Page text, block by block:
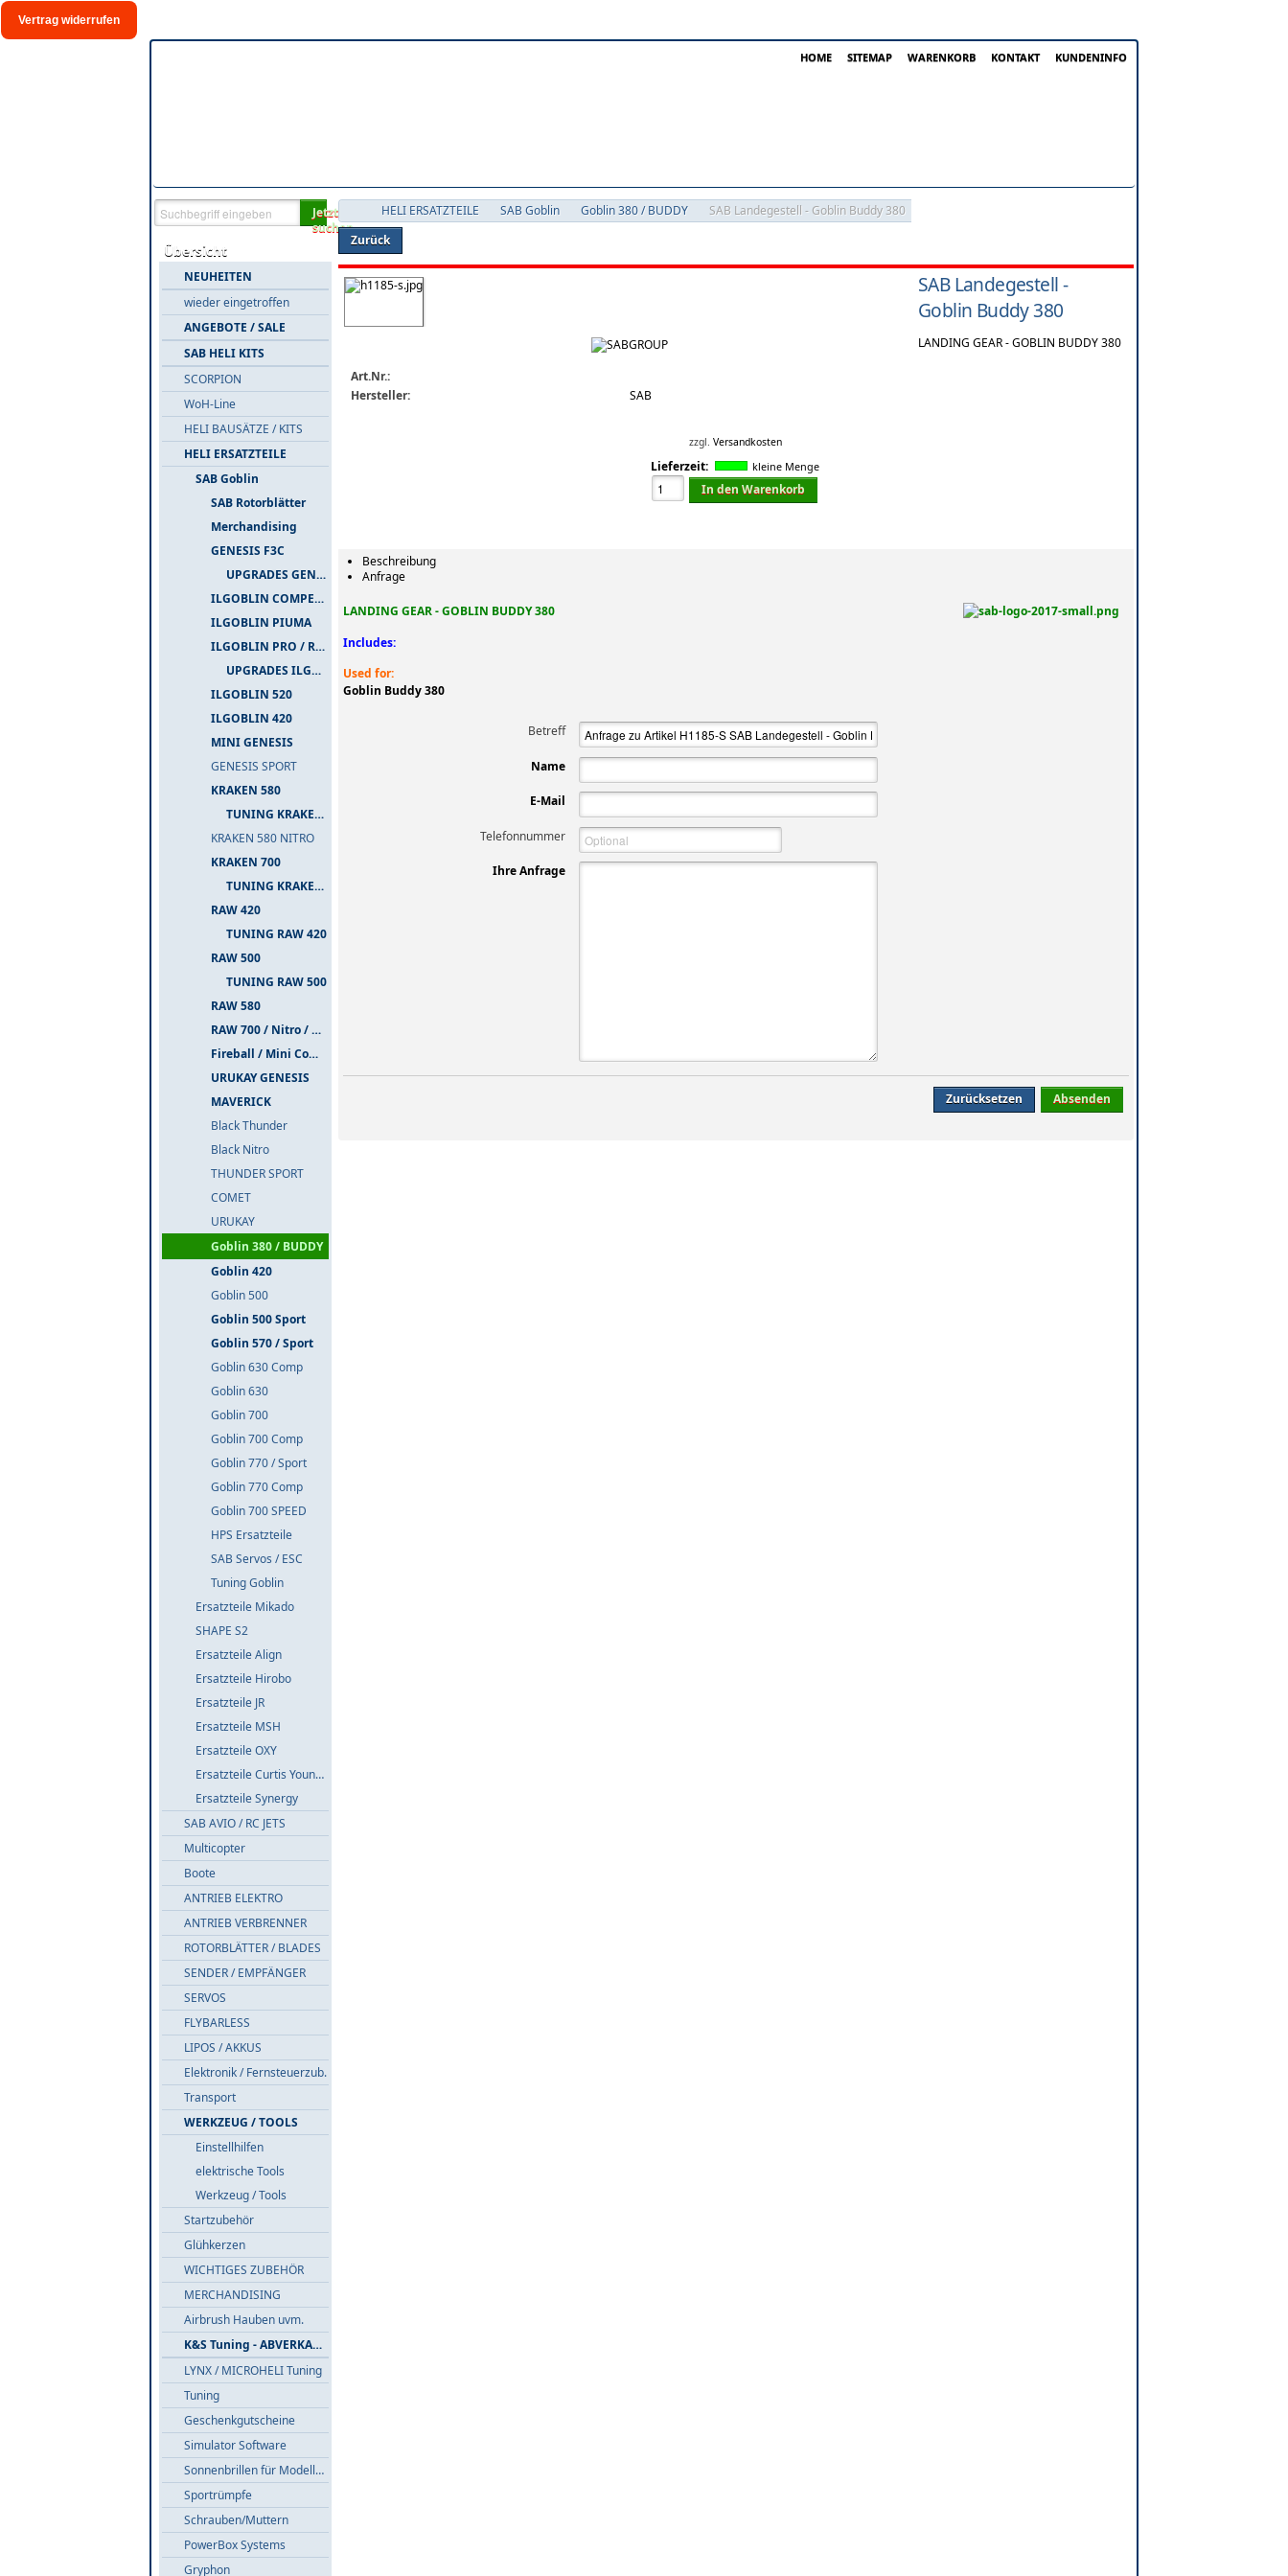
Vertrag widerrufen
HOME SITEMAP WARENKORB KONTAKT KUNDENINFO
Jetzt
suchen
Übersicht
NEUHEITEN
wieder eingetroffen
ANGEBOTE / SALE
SAB HELI KITS
SCORPION
WoH-Line
HELI BAUSÄTZE / KITS
HELI ERSATZTEILE
SAB Goblin
SAB Rotorblätter
Merchandising
GENESIS F3C
UPGRADES GENESIS F3C
ILGOBLIN COMPETIZIONE
ILGOBLIN PIUMA
ILGOBLIN PRO / RAW 700
UPGRADES ILGOBLIN PRO / RAW 700
ILGOBLIN 520
ILGOBLIN 420
MINI GENESIS
GENESIS SPORT
KRAKEN 580
TUNING KRAKEN 580
KRAKEN 580 NITRO
KRAKEN 700
TUNING KRAKEN 700
RAW 420
TUNING RAW 420
RAW 500
TUNING RAW 500
RAW 580
RAW 700 / Nitro / PIUMA
Fireball / Mini Comet
URUKAY GENESIS
MAVERICK
Black Thunder
Black Nitro
THUNDER SPORT
COMET
URUKAY
Goblin 380 / BUDDY
Goblin 420
Goblin 500
Goblin 500 Sport
Goblin 570 / Sport
Goblin 630 Comp
Goblin 630
Goblin 700
Goblin 700 Comp
Goblin 770 / Sport
Goblin 770 Comp
Goblin 700 SPEED
HPS Ersatzteile
SAB Servos / ESC
Tuning Goblin
Ersatzteile Mikado
SHAPE S2
Ersatzteile Align
Ersatzteile Hirobo
Ersatzteile JR
Ersatzteile MSH
Ersatzteile OXY
Ersatzteile Curtis Youngblood
Ersatzteile Synergy
SAB AVIO / RC JETS
Multicopter
Boote
ANTRIEB ELEKTRO
ANTRIEB VERBRENNER
ROTORBLÄTTER / BLADES
SENDER / EMPFÄNGER
SERVOS
FLYBARLESS
LIPOS / AKKUS
Elektronik / Fernsteuerzub.
Transport
WERKZEUG / TOOLS
Einstellhilfen
elektrische Tools
Werkzeug / Tools
Startzubehör
Glühkerzen
WICHTIGES ZUBEHÖR
MERCHANDISING
Airbrush Hauben uvm.
K&S Tuning - ABVERKAUF
LYNX / MICROHELI Tuning
Tuning
Geschenkgutscheine
Simulator Software
Sonnenbrillen für Modellflieger
Sportrümpfe
Schrauben/Muttern
PowerBox Systems
Gryphon
HELI ERSATZTEILE SAB Goblin Goblin 380 / BUDDY
SAB Landegestell - Goblin Buddy 380
Zurück
Art.Nr.:
Hersteller:
SAB
SAB Landegestell -
Goblin Buddy 380
LANDING GEAR - GOBLIN BUDDY 380
zzgl. Versandkosten
Lieferzeit: kleine Menge
In den Warenkorb
Beschreibung
Anfrage
LANDING GEAR - GOBLIN BUDDY 380
Includes:
Used for:
Goblin Buddy 380
Betreff
Name
E-Mail
Telefonnummer
Ihre Anfrage
Zurücksetzen Absenden